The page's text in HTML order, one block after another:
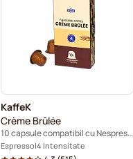
Capsule cafea Café Royal
Capsule pentru Nespresso®
Capsule cafea Garibaldi
Capsule Tonino
KaffeK
Crème Brûlée
10 capsule compatibil cu Nespresso®
Espresso 4 Intensitate